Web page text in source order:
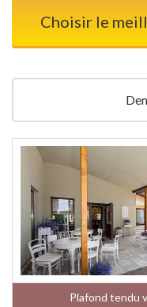
Choisir le
Plafond tendu